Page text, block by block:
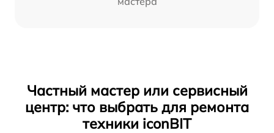
Частный мастер или сервисный
центр: что выбрать для ремонта
техники iconBIT